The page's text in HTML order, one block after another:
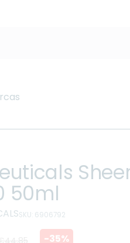
50ml
SKU: 6906792
-35%